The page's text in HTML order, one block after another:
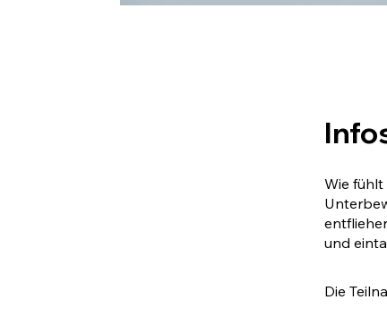
Wie fühlt
Die